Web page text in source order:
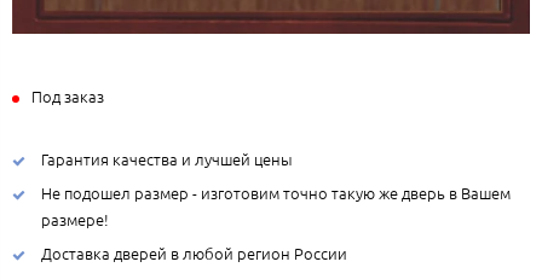
Под заказ
Гарантия качества и лучшей цены
Не подошел размер - изготовим точно такую же дверь в Вашем
размере!
Доставка дверей в любой регион России